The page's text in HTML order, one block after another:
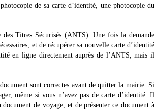
de sa carte d’identité, une photocopie du
Titres Sécurisés (ANTS). Une fois la demande
et de récupérer sa nouvelle carte d’identité
en ligne directement auprès de l’ANTS, mais il
sont correctes avant de quitter la mairie. Si
même si vous n’avez pas de carte d’identité. Il
de voyage, et de présenter ce document à